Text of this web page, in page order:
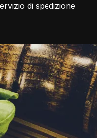
di spedizione